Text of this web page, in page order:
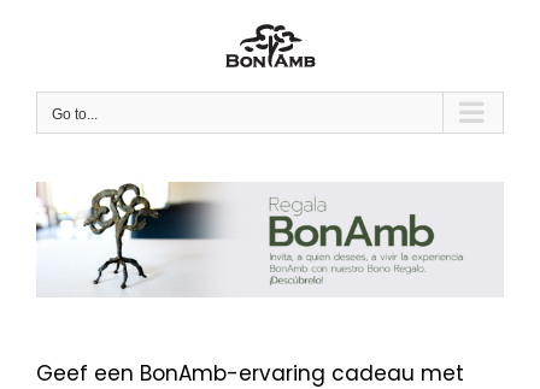
Go to...
Geef een BonAmb-ervaring cadeau met